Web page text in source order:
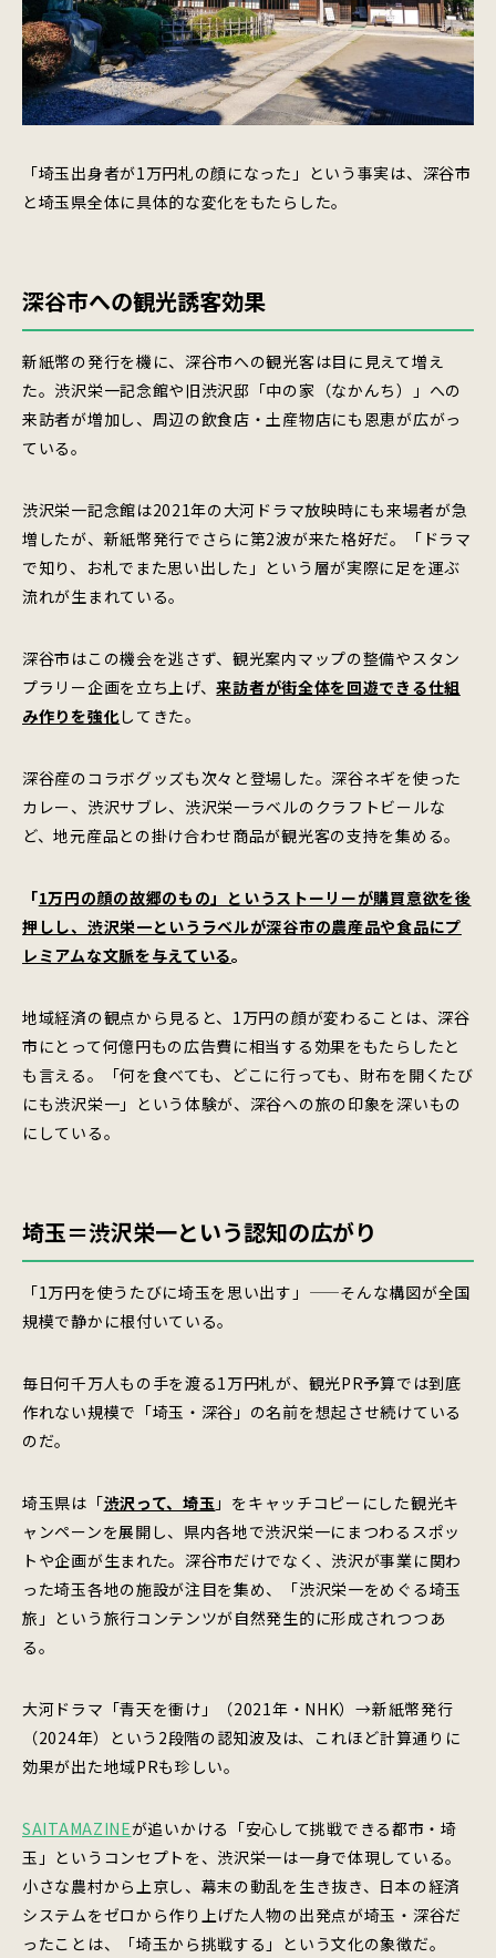
「埼玉出身者が1万円札の顔になった」という事実は、深谷市
と埼玉県全体に具体的な変化をもたらした。
深谷市への観光誘客効果
新紙幣の発行を機に、深谷市への観光客は目に見えて増え
た。渋沢栄一記念館や旧渋沢邸「中の家（なかんち）」への
来訪者が増加し、周辺の飲食店・土産物店にも恩恵が広がっ
ている。
渋沢栄一記念館は2021年の大河ドラマ放映時にも来場者が急
増したが、新紙幣発行でさらに第2波が来た格好だ。「ドラマ
で知り、お札でまた思い出した」という層が実際に足を運ぶ
流れが生まれている。
深谷市はこの機会を逃さず、観光案内マップの整備やスタン
プラリー企画を立ち上げ、来訪者が街全体を回遊できる仕組
み作りを強化してきた。
深谷産のコラボグッズも次々と登場した。深谷ネギを使った
カレー、渋沢サブレ、渋沢栄一ラベルのクラフトビールな
ど、地元産品との掛け合わせ商品が観光客の支持を集める。
「1万円の顔の故郷のもの」というストーリーが購買意欲を後
押しし、渋沢栄一というラベルが深谷市の農産品や食品にプ
レミアムな文脈を与えている。
地域経済の観点から見ると、1万円の顔が変わることは、深谷
市にとって何億円もの広告費に相当する効果をもたらしたと
も言える。「何を食べても、どこに行っても、財布を開くたび
にも渋沢栄一」という体験が、深谷への旅の印象を深いもの
にしている。
埼玉＝渋沢栄一という認知の広がり
「1万円を使うたびに埼玉を思い出す」——そんな構図が全国
規模で静かに根付いている。
毎日何千万人もの手を渡る1万円札が、観光PR予算では到底
作れない規模で「埼玉・深谷」の名前を想起させ続けている
のだ。
埼玉県は「渋沢って、埼玉 」をキャッチコピーにした観光キ
ャンペーンを展開し、県内各地で渋沢栄一にまつわるスポッ
トや企画が生まれた。深谷市だけでなく、渋沢が事業に関わ
った埼玉各地の施設が注目を集め、「渋沢栄一をめぐる埼玉
旅」という旅行コンテンツが自然発生的に形成されつつあ
る。
大河ドラマ「青天を衝け」（2021年・NHK）→新紙幣発行
（2024年）という2段階の認知波及は、これほど計算通りに
効果が出た地域PRも珍しい。
SAITAMAZINEが追いかける「安心して挑戦できる都市・埼
玉」というコンセプトを、渋沢栄一は一身で体現している。
小さな農村から上京し、幕末の動乱を生き抜き、日本の経済
システムをゼロから作り上げた人物の出発点が埼玉・深谷だ
ったことは、「埼玉から挑戦する」という文化の象徴だ。